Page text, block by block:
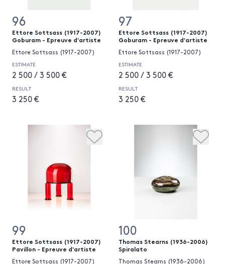
96
Ettore Sottsass (1917-2007)
Goburam - Epreuve d'artiste
Ettore Sottsass (1917-2007)
ESTIMATE
2 500 / 3 500 €
RESULT
3 250 €
97
Ettore Sottsass (1917-2007)
Goburam - Epreuve d'artiste
Ettore Sottsass (1917-2007)
ESTIMATE
2 500 / 3 500 €
RESULT
3 250 €
99
Ettore Sottsass (1917-2007)
Pavillon - Epreuve d'artiste
Ettore Sottsass (1917-2007)
100
Thomas Stearns (1936-2006)
Spiralato
Thomas Stearns (1936-2006)